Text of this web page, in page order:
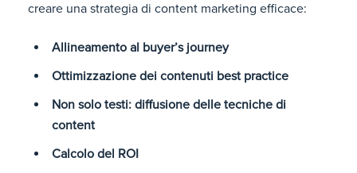
creare una strategia di content marketing efficace:
Allineamento al buyer’s journey
Ottimizzazione dei contenuti best practice
Non solo testi: diffusione delle tecniche di
content
Calcolo del ROI